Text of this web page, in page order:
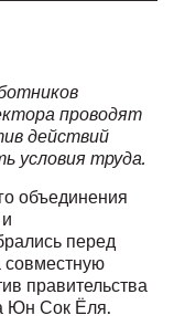
проводят
действий
условия труда.
объединения
перед
правительства
Юн Сок Ёля.